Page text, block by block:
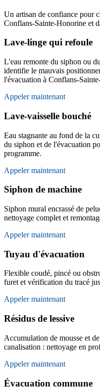
Un artisan de confiance pour
Conflans-Sainte-Honorine et
Lave-linge qui refoule
L'eau remonte du siphon ou
identifie le mauvais
l'évacuation à Conflans-
Appeler maintenant
Lave-vaisselle bouché
Eau stagnante au fond de la
du siphon et de l'évacuation
programme.
Appeler maintenant
Siphon de machine
Siphon mural encrassé de
nettoyage complet et
Appeler maintenant
Tuyau d'évacuation
Flexible coudé, pincé ou
furet et vérification du tracé
Appeler maintenant
Résidus de lessive
Accumulation de mousse et
canalisation : nettoyage en
Appeler maintenant
Évacuation commune